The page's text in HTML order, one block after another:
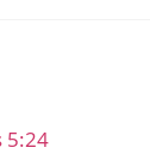
5:24